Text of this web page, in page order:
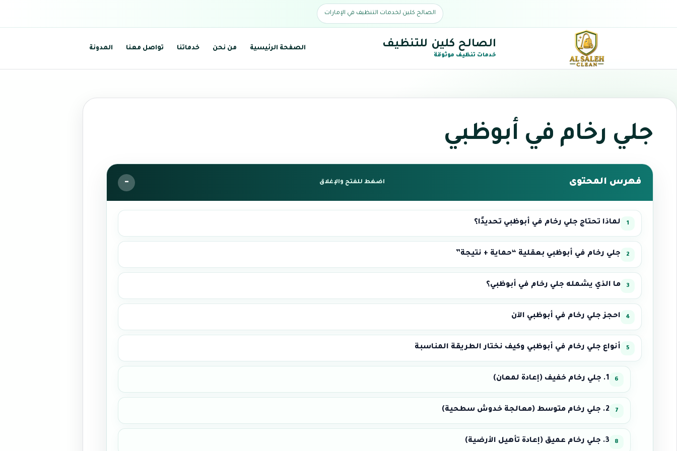
الصالح كلين لخدمات التنظيف في الإمارات
الصالح كلين للتنظيف
خدمات تنظيف موثوقة
الصفحة الرئيسية من نحن خدماتنا تواصل معنا المدونة
جلي رخام في أبوظبي
فهرس المحتوى اضغط للفتح والإغلاق
لماذا تحتاج جلي رخام في أبوظبي تحديدًا؟
جلي رخام في أبوظبي بعقلية “حماية + نتيجة”
ما الذي يشمله جلي رخام في أبوظبي؟
احجز جلي رخام في أبوظبي الآن
أنواع جلي رخام في أبوظبي وكيف نختار الطريقة المناسبة
1. جلي رخام خفيف (إعادة لمعان)
2. جلي رخام متوسط (معالجة خدوش سطحية)
3. جلي رخام عميق (إعادة تأهيل الأرضية)